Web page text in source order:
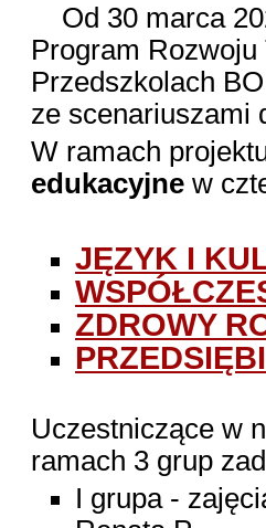
Od 30 marca
Program
Przedszkolach
ze scenariuszami
W ramach
edukacyjne w
JĘZYK I
ZDROWY
Uczestniczące w
ramach 3 grup
I grupa -